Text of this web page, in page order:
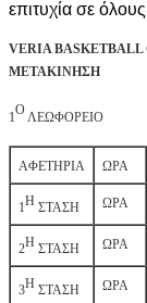
επιτυχία σε
VERIA BASKETBALL
ΜΕΤΑΚΙΝΗΣΗ
1Ο ΛΕΩΦΟΡΕΙΟ
ΑΦΕΤΗΡΙΑ ΩΡΑ
1Η ΣΤΑΣΗ ΩΡΑ
2Η ΣΤΑΣΗ ΩΡΑ
3Η ΣΤΑΣΗ ΩΡΑ